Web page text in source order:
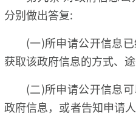
分别做出答复:
(一)所申请公开信息
获取该政府信息的方式、
(二)所申请公开信息
政府信息，或者告知申请